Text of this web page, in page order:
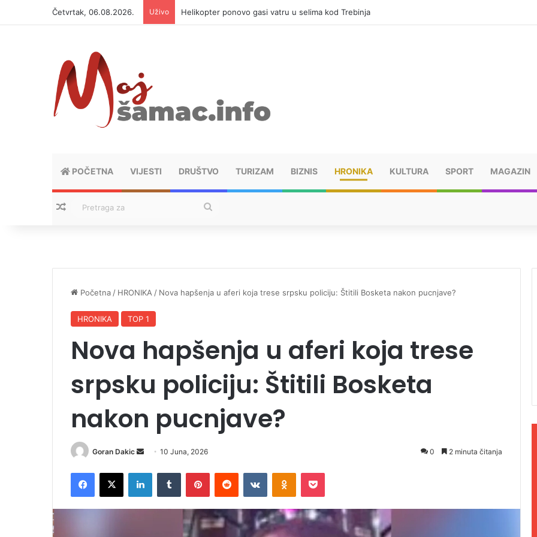
Četvrtak, 06.08.2026. Uživo Helikopter ponovo gasi vatru u selima kod Trebinja
POČETNA VIJESTI DRUŠTVO TURIZAM BIZNIS HRONIKA KULTURA SPORT MAGAZIN
Nasumični tekstovi
Početna / HRONIKA / Nova hapšenja u aferi koja trese srpsku policiju: Štitili Bosketa nakon pucnjave?
HRONIKA TOP 1
Nova hapšenja u aferi koja trese
srpsku policiju: Štitili Bosketa
nakon pucnjave?
Goran Dakic
d
a
10 Juna, 2026 0 2 minuta čitanja